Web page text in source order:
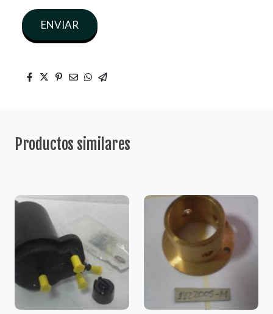
ENVIAR
Productos similares